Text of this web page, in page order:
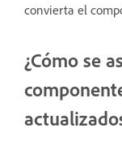
convierta el
¿Cómo se